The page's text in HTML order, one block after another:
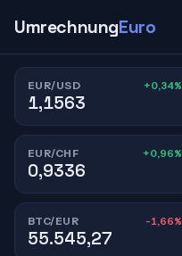
UmrechnungEuro
EUR/USD +0,34%
1,1563
EUR/CHF +0,96%
0,9336
BTC/EUR -1,66%
55.545,27